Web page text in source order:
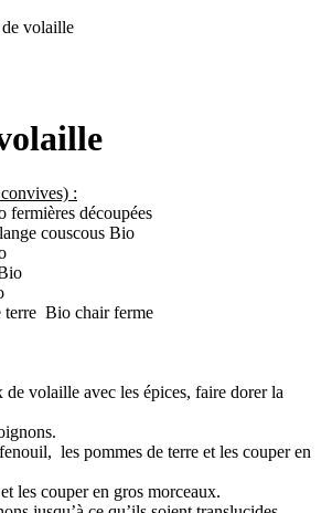
volaille
:
découpées
couscous Bio
terre Bio chair ferme
de volaille avec les épices, faire dorer la
les pommes de terre et les couper en
les couper en gros morceaux.